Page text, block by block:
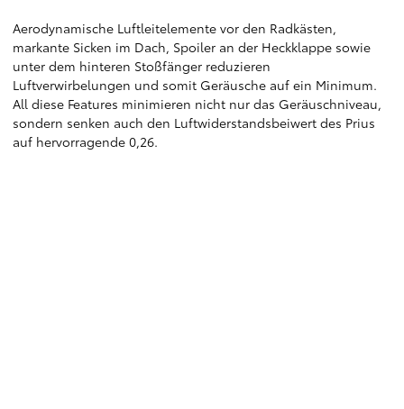
Aerodynamische Luftleitelemente vor den Radkästen,
markante Sicken im Dach, Spoiler an der Heckklappe sowie
unter dem hinteren Stoßfänger reduzieren
Luftverwirbelungen und somit Geräusche auf ein Minimum.
All diese Features minimieren nicht nur das Geräuschniveau,
sondern senken auch den Luftwiderstandsbeiwert des Prius
auf hervorragende 0,26.